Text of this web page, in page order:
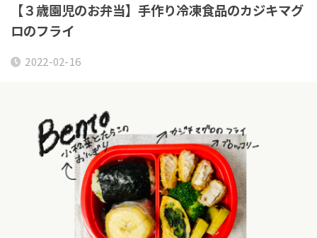
【３歳園児のお弁当】手作り冷凍食品のカジキマグ
ロのフライ
2022-02-16